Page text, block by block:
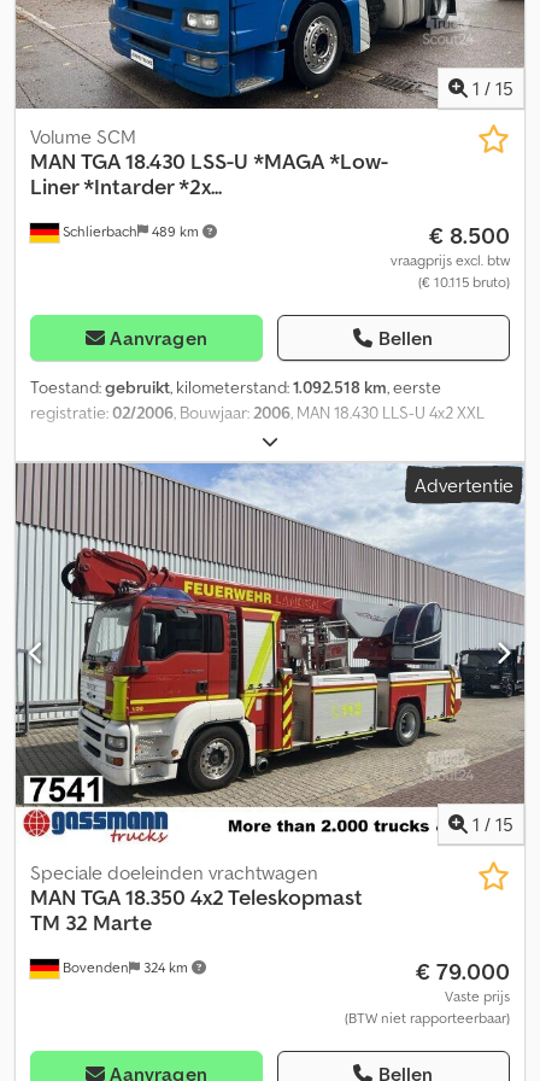
1 / 15
Schlierbach 489 km
Volume SCM
MAN TGA 18.430 LSS-U *MAGA *Low-
Liner *Intarder *2x...
€ 8.500
vraagprijs excl. btw
(€ 10.115 bruto)
Aanvragen Bellen
Toestand:gebruikt, kilometerstand:1.092.518 km, eerste
registratie:02/2006 , Bouwjaar: 2006 , MAN 18.430 LLS-U 4x2 XXL
MEGA/LOW - Trekker met Intarder, 2 brandstoftanks • XXL
slaapcabine voor internationaal vervoer • Emissienorm: EURO 4 •
Vermogen: 316 kW / 430 pk • Cilinderinhoud: 10.518 cm³ •
Uitschakelbaar ABS • Retarder / Intarder • Spoiler • Zonneklep •
Mistlampen • Automatische airconditioning • Standkachel •
Automatische transmissie • Hill-start assist • Differentieelslot •
Heffunctie/Laaglegfunctie • Stoelverwarming • Dakluik • 2
bedden/ligplaatsen • Multifunctioneel stuurwiel • Koelkast •
Centrale vergrendeling • CD-radio Dedpfx Aljx Nc Ipjijkr • 2
brandstoftanks • Toelaatbaar totaalgewicht: 18.000 kg •
Leeggewicht: 7.950 kg • Wielbasis: 3.600 mm • Schijfremmen •
Vering voor/achter: lucht/lucht • Banden voor/achter: 355/50 R22.5
/ 295/60 R22.5 • Profiel banden: 6/6 /6/7/4/4 mm - Nieuwe APK en
keuring! - Duitse voertuig! Fouten en tussentijdse verkoop
voorbehouden! = Meer informatie = Neem contact op met
Joannis Arpantzanis of Kai Bühler voor meer informatie.
Advertentie
1 / 15
Bovenden 324 km
Speciale doeleinden vrachtwagen
MAN TGA 18.350 4x2 Teleskopmast
TM 32 Marte
€ 79.000
Vaste prijs
(BTW niet rapporteerbaar)
Aanvragen Bellen